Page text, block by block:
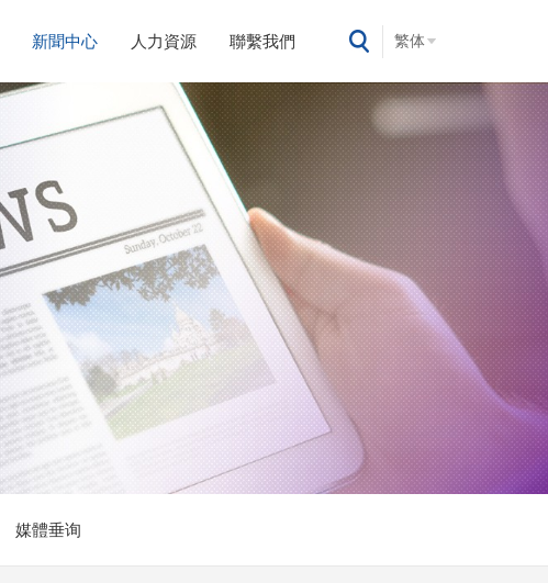
新聞中心 人力資源 聯繫我們 繁体
媒體垂询